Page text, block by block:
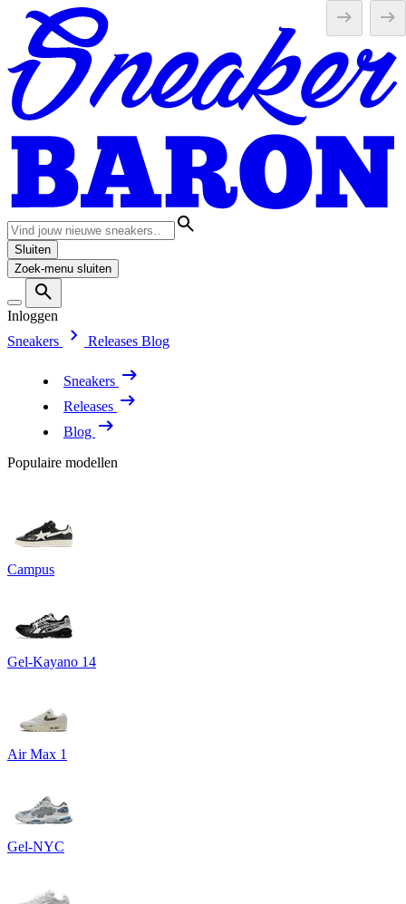
Sluiten
Zoek-menu sluiten
Inloggen
Sneakers
Releases Blog
Sneakers
Releases
Blog
Populaire modellen
Campus
Gel-Kayano 14
Air Max 1
Gel-NYC